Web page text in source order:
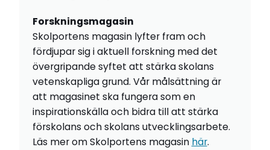
Forskningsmagasin
Skolportens magasin lyfter fram och
fördjupar sig i aktuell forskning med det
övergripande syftet att stärka skolans
vetenskapliga grund. Vår målsättning är
att magasinet ska fungera som en
inspirationskälla och bidra till att stärka
förskolans och skolans utvecklingsarbete.
Läs mer om Skolportens magasin här.